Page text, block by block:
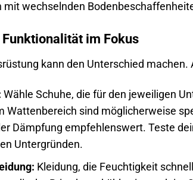
mit wechselnden
im Fokus
kann den Unterschied machen.
Wähle Schuhe, die für den jeweiligen
Wattenbereich sind möglicherweise
Dämpfung empfehlenswert. Teste
Untergründen.
Kleidung, die Feuchtigkeit